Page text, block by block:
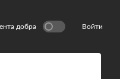
добра Войти